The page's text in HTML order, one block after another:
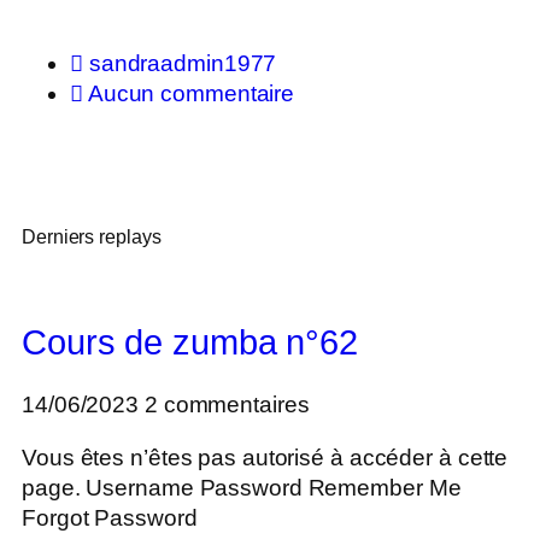
sandraadmin1977
Aucun commentaire
Derniers replays
Cours de zumba n°62
14/06/2023 2 commentaires
Vous êtes n’êtes pas autorisé à accéder à cette
page. Username Password Remember Me
Forgot Password